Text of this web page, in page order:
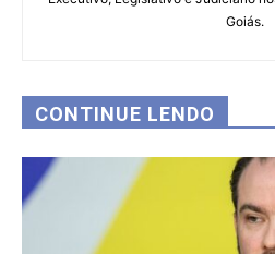
Goiás.
CONTINUE LENDO